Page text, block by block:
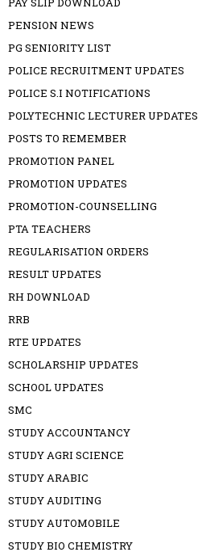
PENSION NEWS
PG SENIORITY LIST
POLICE RECRUITMENT UPDATES
POLICE S.I NOTIFICATIONS
POLYTECHNIC LECTURER UPDATES
POSTS TO REMEMBER
PROMOTION PANEL
PROMOTION UPDATES
PROMOTION-COUNSELLING
PTA TEACHERS
REGULARISATION ORDERS
RESULT UPDATES
RH DOWNLOAD
RRB
RTE UPDATES
SCHOLARSHIP UPDATES
SCHOOL UPDATES
SMC
STUDY ACCOUNTANCY
STUDY AGRI SCIENCE
STUDY ARABIC
STUDY AUDITING
STUDY AUTOMOBILE
STUDY BIO CHEMISTRY